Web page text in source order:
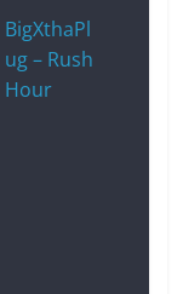
BigXthaPl
ug – Rush
Hour